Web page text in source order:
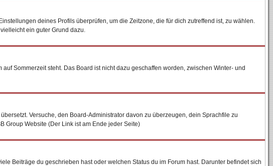
deines Profils überprüfen, um die Zeitzone, die für dich zutreffend ist, zu wählen.
ein guter Grund dazu.
Sommerzeit steht. Das Board ist nicht dazu geschaffen worden, zwischen Winter- und
Versuche, den Board-Administrator davon zu überzeugen, dein Sprachfile zu
Group Website (Der Link ist am Ende jeder Seite)
Beiträge du geschrieben hast oder welchen Status du im Forum hast. Darunter befindet sich